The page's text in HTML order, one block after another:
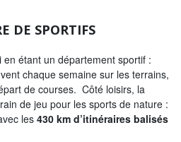
DE SPORTIFS
étant un département sportif :
chaque semaine sur les terrains,
de courses. Côté loisirs, la
de jeu pour les sports de nature :
les 430 km d’itinéraires balisés